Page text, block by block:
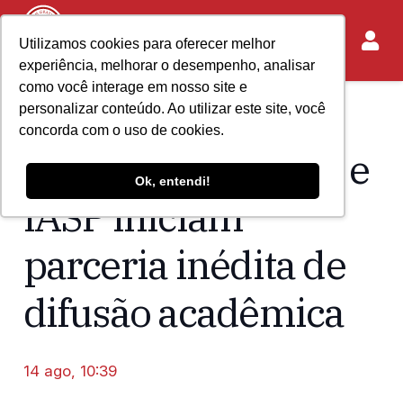
Utilizamos cookies para oferecer melhor
experiência, melhorar o desempenho, analisar
como você interage em nosso site e
personalizar conteúdo. Ao utilizar este site, você
concorda com o uso de cookies.
Ok, entendi!
Home Acontece no IASP
Fundação Arcadas e
IASP iniciam
parceria inédita de
difusão acadêmica
14 ago, 10:39